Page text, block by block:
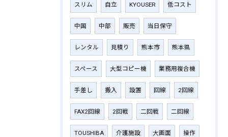
スリム 自立 KYOUSER 低コスト
中国 中部 販売 当日保守
レンタル 見積り 熊本市 熊本県
スペース 大型コピー機 業務用複合機
手差し 搬入 設置 回線 2回線
FAX2回線 2回戦 二回戦 二回線
TOUSHIBA 介護施設 大画面 操作